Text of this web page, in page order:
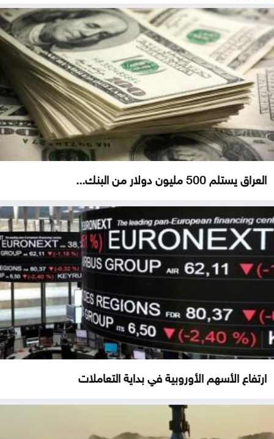
العراق يستلم 500 مليون دولار من البنك...
ارتفاع الأسهم الأوروبية في بداية التعاملات